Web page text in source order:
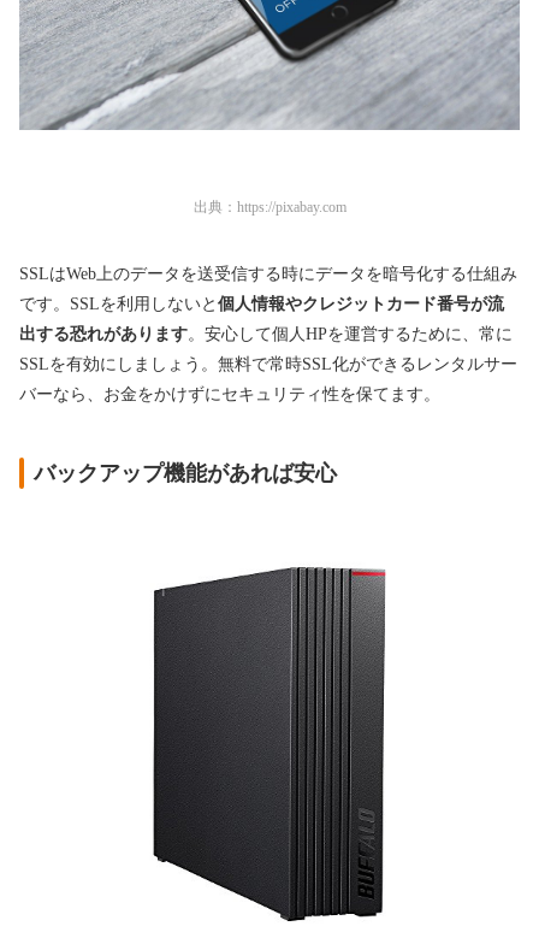
出典： https://pixabay.com
SSLはWeb上のデータを送受信する時にデータを暗号化する仕組み
です。SSLを利用しないと 個人情報やクレジットカード番号が流
出する恐れがあります。安心して個人HPを運営するために、常に
SSLを有効にしましょう。無料で常時SSL化ができるレンタルサー
バーなら、お金をかけずにセキュリティ性を保てます。
バックアップ機能があれば安心